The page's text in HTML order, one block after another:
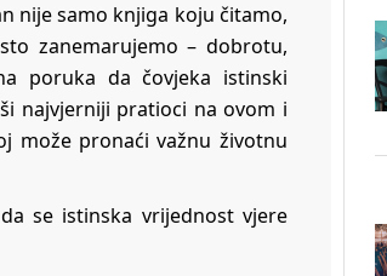
nije samo knjiga koju čitamo,
zanemarujemo – dobrotu,
poruka da čovjeka istinski
najvjerniji pratioci na ovom i
može pronaći važnu životnu
se istinska vrijednost vjere